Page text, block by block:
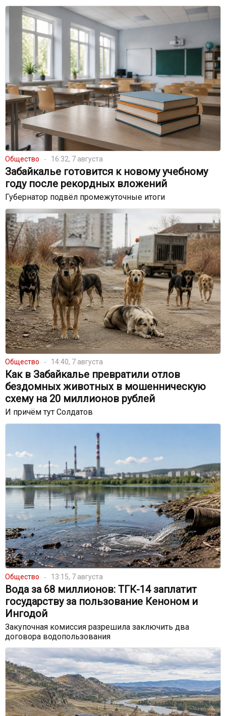
Общество 16:32, 7 августа
Забайкалье готовится к новому учебному
году после рекордных вложений
Губернатор подвёл промежуточные итоги
Общество 14:40, 7 августа
Как в Забайкалье превратили отлов
бездомных животных в мошенническую
схему на 20 миллионов рублей
И причём тут Солдатов
Общество 13:15, 7 августа
Вода за 68 миллионов: ТГК-14 заплатит
государству за пользование Кеноном и
Ингодой
Закупочная комиссия разрешила заключить два
договора водопользования